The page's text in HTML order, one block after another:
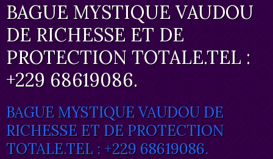
BAGUE MYSTIQUE VAUDOU
DE RICHESSE ET DE
PROTECTION TOTALE.TEL :
+229 68619086.
BAGUE MYSTIQUE VAUDOU DE
RICHESSE ET DE PROTECTION
TOTALE.TEL : +229 68619086.